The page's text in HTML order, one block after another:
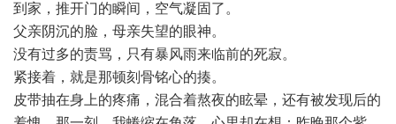
到家，推开门的瞬间，空气凝固了。
父亲阴沉的脸，母亲失望的眼神。
没有过多的责骂，只有暴风雨来临前的死寂。
紧接着，就是那顿刻骨铭心的揍。
皮带抽在身上的疼痛，混合着熬夜的眩晕，还有被发现后的